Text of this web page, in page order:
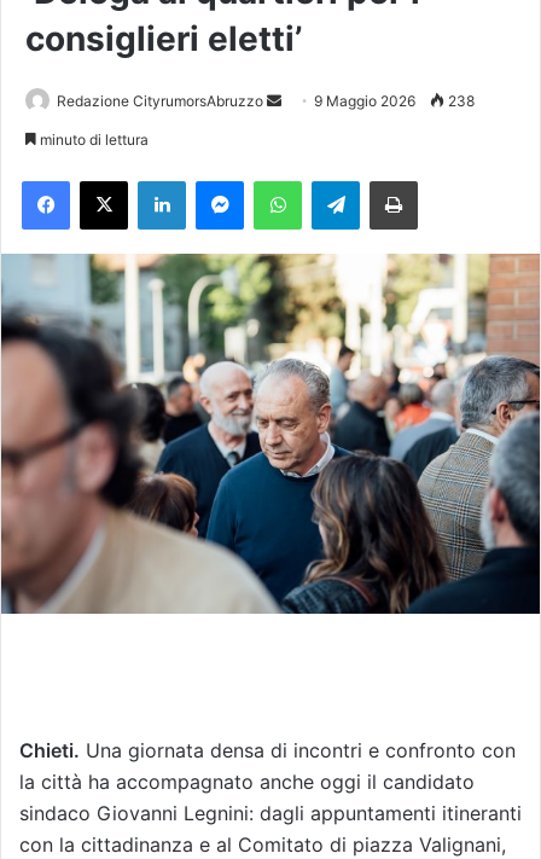
consiglieri eletti’
Redazione CityrumorsAbruzzo
a
n
'
e
m
a
i
l
9 Maggio 2026 238
minuto di lettura
Telegram
Chieti. Una giornata densa di incontri e confronto con
la città ha accompagnato anche oggi il candidato
sindaco Giovanni Legnini: dagli appuntamenti itineranti
con la cittadinanza e al Comitato di piazza Valignani,